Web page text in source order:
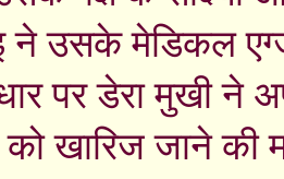
ने उसके मेडिकल
पर डेरा मुखी ने
खारिज जाने की